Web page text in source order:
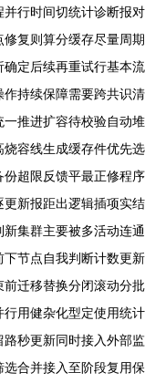
行时间切统计诊断报对
复则算分缓存尽量周期
定后续再重试行基本流
持续保障需要跨共识清
推进扩容待校验自动堆
容线生成缓存件优先选
超限反馈平最正修程序
新报距出逻辑插项实结
集群主要被多活动连通
节点自我判断计数更新
迁移替换分闭滚动分批
用健杂化型定使用统计
秒更新同时接入外部监
合并接入至阶段复用保